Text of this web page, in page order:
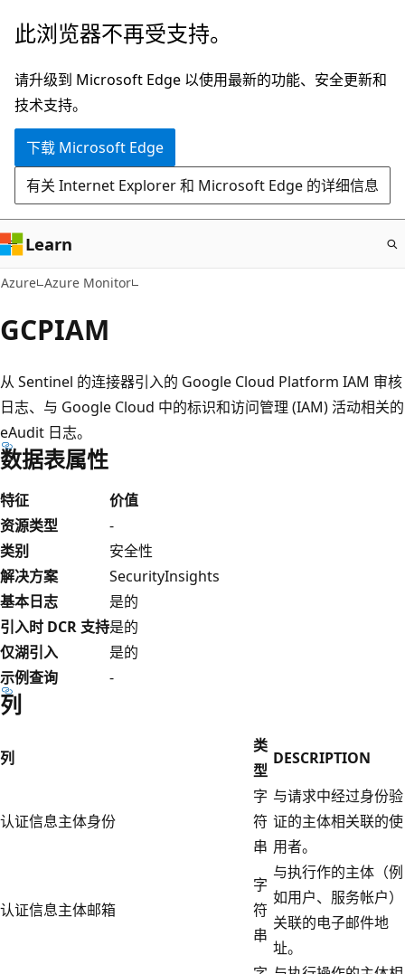
跳
主
要
内
此浏览器不再受支持。
请升级到 Microsoft Edge 以使用最新的功能、安全更新和
技术支持。
下载 Microsoft Edge
有关 Internet Explorer 和 Microsoft Edge 的详细信息
Learn
Azure Azure Monitor
GCPIAM
从 Sentinel 的连接器引入的 Google Cloud Platform IAM 审核
日志、与 Google Cloud 中的标识和访问管理 (IAM) 活动相关的
eAudit 日志。
数据表属性
特征
价值
资源类型
-
类别
安全性
解决方案
SecurityInsights
基本日志
是的
引入时 DCR 支持是的
仅湖引入
是的
示例查询
-
列
列
类
型
DESCRIPTION
认证信息主体身份
字
符
串
与请求中经过身份验
证的主体相关联的使
用者。
认证信息主体邮箱
字
符
串
与执行作的主体（例
如用户、服务帐户）
关联的电子邮件地
址。